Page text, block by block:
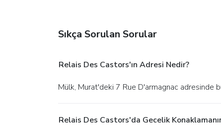
Sıkça Sorulan Sorular
Relais Des Castors'ın Adresi Nedir?
Mülk, Murat'deki 7 Rue D'armagnac adresinde
Relais Des Castors'da Gecelik